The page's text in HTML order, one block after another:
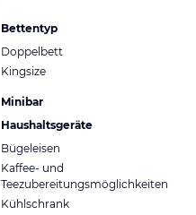
Bettentyp
Doppelbett
Kingsize
Minibar
Haushaltsgeräte
Bügeleisen
Kaffee- und
Teezubereitungsmöglichkeiten
Kühlschrank